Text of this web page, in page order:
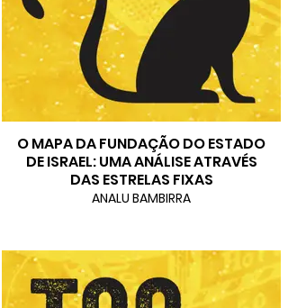
O MAPA DA FUNDAÇÃO DO ESTADO
DE ISRAEL: UMA ANÁLISE ATRAVÉS
DAS ESTRELAS FIXAS
ANALU BAMBIRRA